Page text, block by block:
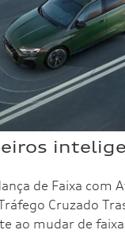
de Faixa com
Cruzado
ao mudar de